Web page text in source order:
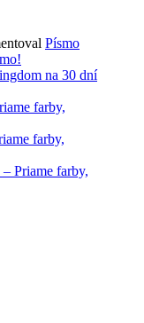
Písmo
na 30 dní
farby,
farby,
Priame farby,